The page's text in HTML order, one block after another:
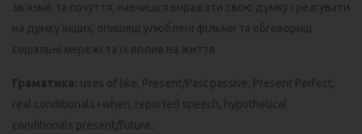
зв’язків та почуття, навчишся виражати свою думку і реагувати
на думку інших, опишеш улюблені фільми та обговориш
соціальні мережі та їх вплив на життя
Граматика: uses of like, Present/Past passive, Present Perfect,
real conditionals+when, reported speech, hypothetical
conditionals present/future;